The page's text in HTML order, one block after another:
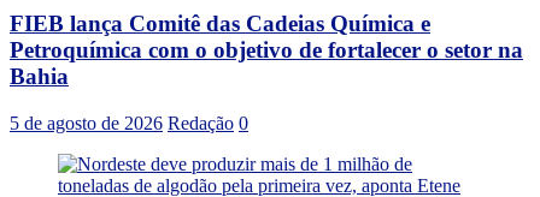
FIEB lança Comitê das Cadeias Química e
Petroquímica com o objetivo de fortalecer o setor na
Bahia
5 de agosto de 2026 Redação 0